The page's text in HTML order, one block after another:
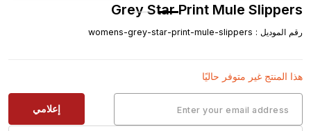
Grey Star Print Mule Slippers
رقم الموديل :
womens-grey-star-print-mule-slippers
هذا المنتج غير متوفر حاليًا
إعلامي